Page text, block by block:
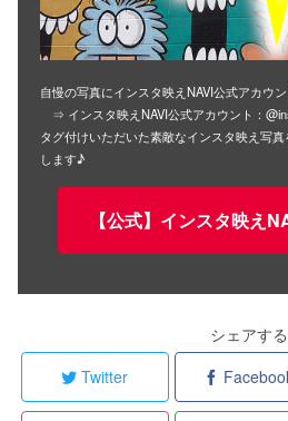
自慢の写真にインスタ映えNAVI公式アカウ
⇒ インスタ映えNAVI公式アカウント：
タグ付けいただいた素敵なインスタ映え写
します♪
【公式】インスタ映え
シェアする
Twitter